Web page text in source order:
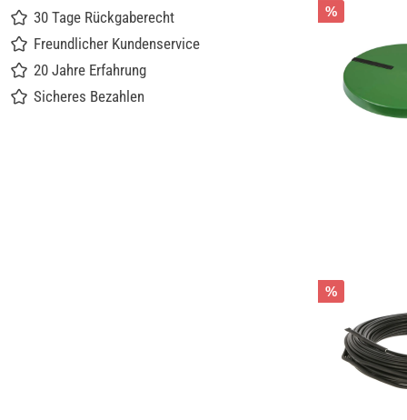
30 Tage Rückgaberecht
Freundlicher Kundenservice
20 Jahre Erfahrung
Sicheres Bezahlen
%
%